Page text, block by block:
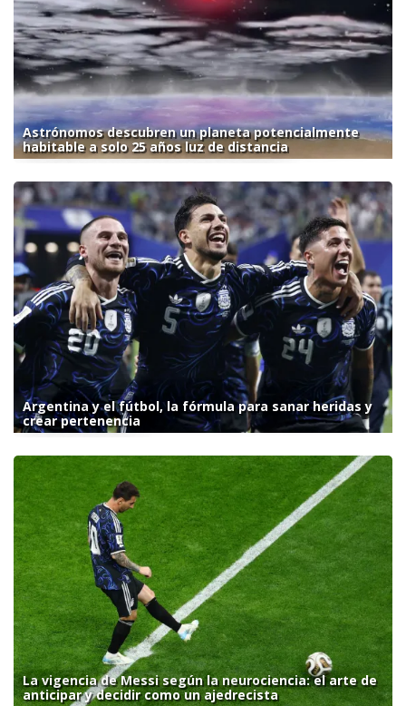
Astrónomos descubren un planeta potencialmente
habitable a solo 25 años luz de distancia
Argentina y el fútbol, la fórmula para sanar heridas y
crear pertenencia
La vigencia de Messi según la neurociencia: el arte de
anticipar y decidir como un ajedrecista